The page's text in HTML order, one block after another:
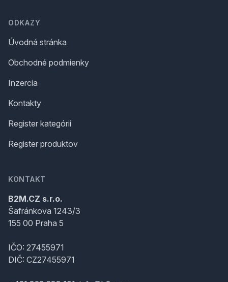
ODKAZY
Úvodná stránka
Obchodné podmienky
Inzercia
Kontakty
Register kategórii
Register produktov
KONTAKT
B2M.CZ s.r.o.
Šafránkova 1243/3
155 00 Praha 5
IČO: 27455971
DIČ: CZ27455971